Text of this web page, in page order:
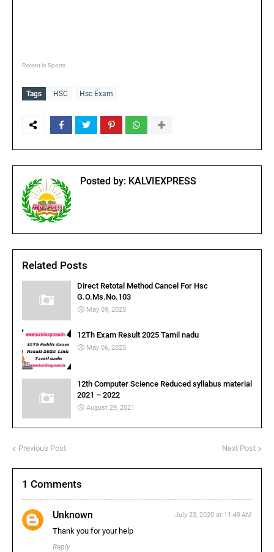
Recent in Sports
Tags HSC Hsc Exam
Posted by: KALVIEXPRESS
Related Posts
Direct Retotal Method Cancel For Hsc
G.O.Ms.No.103
May 09, 2025
12Th Exam Result 2025 Tamil nadu
May 06, 2025
12th Computer Science Reduced syllabus material
2021 – 2022
August 29, 2021
Previous Post Next Post
1 Comments
Unknown July 23, 2020 at 11:49 AM
Thank you for your help
Reply